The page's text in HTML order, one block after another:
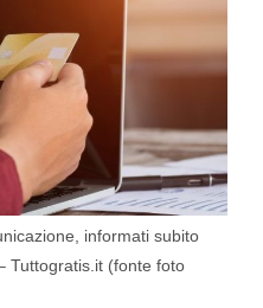
informati subito
Tuttogratis.it (fonte foto